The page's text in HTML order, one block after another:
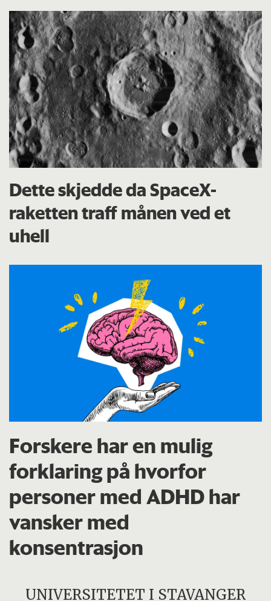
Dette skjedde da SpaceX-
raketten traff månen ved et
uhell
Forskere har en mulig
forklaring på hvorfor
personer med ADHD har
vansker med
konsentrasjon
UNIVERSITETET I STAVANGER